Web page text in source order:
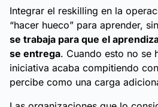
Integrar el reskilling en la
“hacer hueco” para aprender,
se trabaja para que el
se entrega. Cuando esto no se
iniciativa acaba compitiendo
percibe como una carga